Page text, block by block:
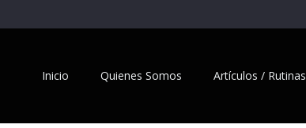
Inicio Quienes Somos Artículos / Rutinas